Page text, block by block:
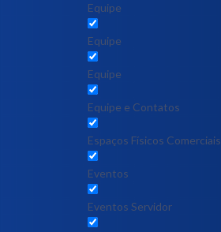
Equipe
Equipe
Equipe
Equipe e Contatos
Espaços Físicos Comerciais
Eventos
Eventos Servidor